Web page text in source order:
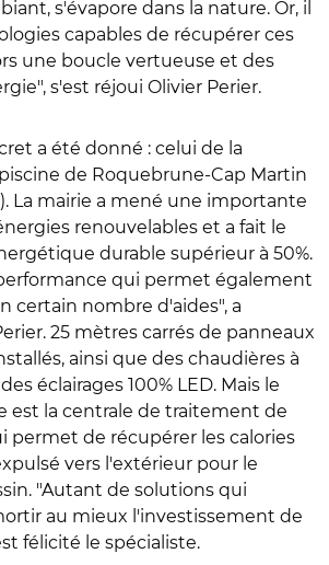
s'évapore dans la nature. Or, il
capables de récupérer ces
une boucle vertueuse et des
s'est réjoui Olivier Perier.
a été donné : celui de la
de Roquebrune-Cap Martin
La mairie a mené une importante
renouvelables et a fait le
durable supérieur à 50%.
qui permet également
certain nombre d'aides", a
25 mètres carrés de panneaux
ainsi que des chaudières à
éclairages 100% LED. Mais le
est la centrale de traitement de
permet de récupérer les calories
vers l'extérieur pour le
"Autant de solutions qui
au mieux l'investissement de
félicité le spécialiste.